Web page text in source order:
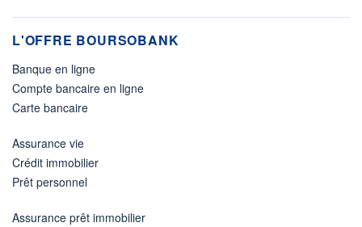
L'OFFRE BOURSOBANK
Banque en ligne
Compte bancaire en ligne
Carte bancaire
Assurance vie
Crédit immobilier
Prêt personnel
Assurance prêt immobilier